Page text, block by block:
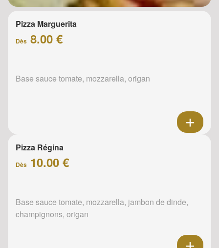
Pizza Marguerita
Dès 8.00 €
Base sauce tomate, mozzarella, origan
Pizza Régina
Dès 10.00 €
Base sauce tomate, mozzarella, jambon de dinde,
champignons, origan